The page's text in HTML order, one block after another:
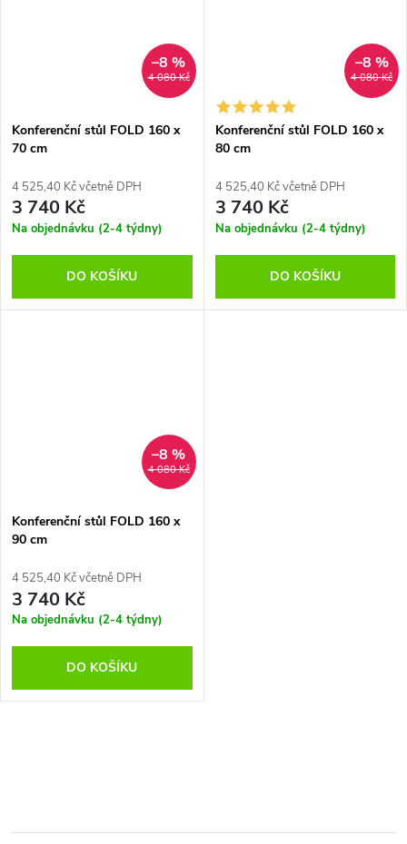
4 080 Kč
–8 %
Konferenční stůl FOLD 160 x
70 cm
4 525,40 Kč včetně DPH
3 740 Kč
Na objednávku (2-4 týdny)
DO KOŠÍKU
4 080 Kč
–8 %
Konferenční stůl FOLD 160 x
80 cm
4 525,40 Kč včetně DPH
3 740 Kč
Na objednávku (2-4 týdny)
DO KOŠÍKU
4 080 Kč
–8 %
Konferenční stůl FOLD 160 x
90 cm
4 525,40 Kč včetně DPH
3 740 Kč
Na objednávku (2-4 týdny)
DO KOŠÍKU
l